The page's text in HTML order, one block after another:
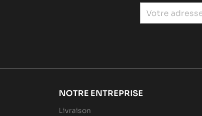
NOTRE ENTREPRISE
Livraison